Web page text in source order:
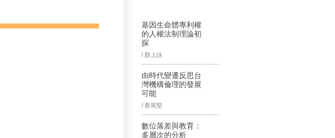
基因生命體專利權
的人權法制理論初
探
/ 顏上詠
由時代變遷反思台
灣機構倫理的發展
可能
/ 蔡篤堅
數位落差與教育：
多層次的分析